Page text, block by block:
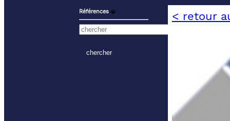
Références ⬙ < retour